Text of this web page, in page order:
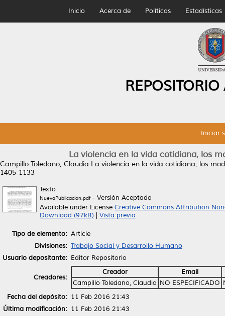
Inicio Acerca de Políticas Estadísticas
Iniciar
La violencia en la vida cotidiana, los
Campillo Toledano, Claudia La violencia en la vida cotidiana, los
1405-1133
Texto
NuevaPublicacion.pdf- Versión Aceptada
Available under License Creative Commons Attribution
Download (97kB)
Vista previa
Tipo de elemento: Article
Divisiones: Trabajo Social y Desarrollo Humano
Usuario depositante: Editor Repositorio
Creadores:
Creador
Email
Campillo Toledano, Claudia NO ESPECIFICADO
Fecha del depósito: 11 Feb 2016 21:43
Última modificación: 11 Feb 2016 21:43